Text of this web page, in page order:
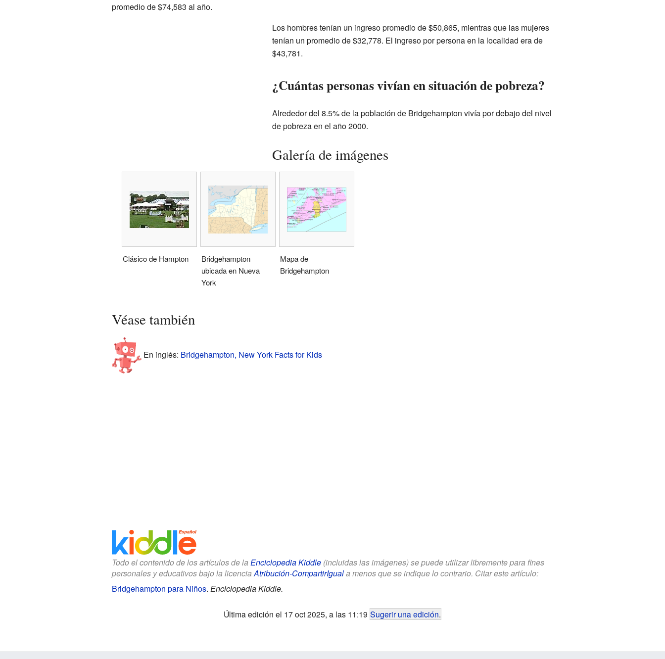
promedio de $74,583 al año.
Los hombres tenían un ingreso promedio de $50,865, mientras que las mujeres
tenían un promedio de $32,778. El ingreso por persona en la localidad era de
$43,781.
¿Cuántas personas vivían en situación de pobreza?
Alrededor del 8.5% de la población de Bridgehampton vivía por debajo del nivel
de pobreza en el año 2000.
Galería de imágenes
Clásico de Hampton
Bridgehampton
ubicada en Nueva
York
Mapa de
Bridgehampton
Véase también
En inglés: Bridgehampton, New York Facts for Kids
Todo el contenido de los artículos de la Enciclopedia Kiddle(incluidas las imágenes) se puede utilizar libremente para fines
personales y educativos bajo la licencia Atribución-CompartirIguala menos que se indique lo contrario. Citar este artículo:
Bridgehampton para Niños. Enciclopedia Kiddle.
Última edición el 17 oct 2025, a las 11:19 Sugerir una edición.